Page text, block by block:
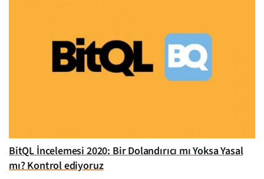
BitQL İncelemesi 2020: Bir Dolandırıcı mı Yoksa Yasal
mı? Kontrol ediyoruz